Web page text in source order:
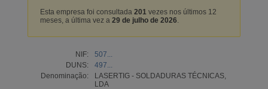
Esta empresa foi consultada 201vezes nos últimos 12
meses, a última vez a 29 de julho de 2026.
NIF:
507...
DUNS:
497...
Denominação:
LASERTIG - SOLDADURAS TÉCNICAS,
LDA